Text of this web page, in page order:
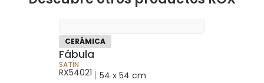
CERÁMICA
Fábula
SATÍN
RX54021 | 54 x 54 cm